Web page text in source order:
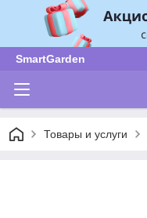
SmartGarden
Товары и услуги